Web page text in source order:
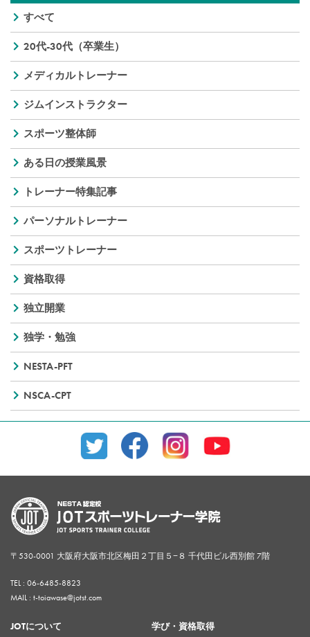
すべて
20代-30代（卒業生）
メディカルトレーナー
ジムインストラクター
スポーツ整体師
ある日の授業風景
トレーナー特集記事
パーソナルトレーナー
スポーツトレーナー
資格取得
独立開業
独学・勉強
NESTA-PFT
NSCA-CPT
〒530-0001 大阪府大阪市北区梅田２丁目５−８ 千代田ビル西別館 7階
TEL : 06-6485-8823
MAIL : t-toiawase@jotst.com
JOTについて 学び・資格取得